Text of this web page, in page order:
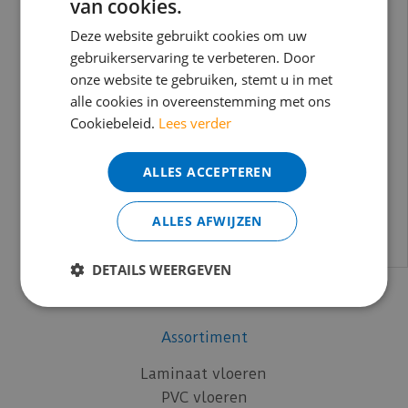
Co-Pro
Douwes Dekker
Küberit
mFLOR
Moduleo
Otium at Home
Quick-Step
Silentlines
Timber Trend
Uzin
Vloer-Profielen
Assortiment
Laminaat vloeren
PVC vloeren
BEREIKBAARHEID
In verband met de vakantie periode zijn wij
t/m 14 augustus telefonisch helaas niet
bereikbaar.
Bestelling worden uiteraard verwerkt
echter iets minder snel dan wat je van ons
gewend bent.
Voor vragen kan je ons bereiken via
info@merkvloerenwinkel.nl
van cookies.
Deze website gebruikt cookies om uw
gebruikerservaring te verbeteren. Door
onze website te gebruiken, stemt u in met
alle cookies in overeenstemming met ons
Cookiebeleid. Lees verder
ALLES ACCEPTEREN
ALLES AFWIJZEN
DETAILS WEERGEVEN